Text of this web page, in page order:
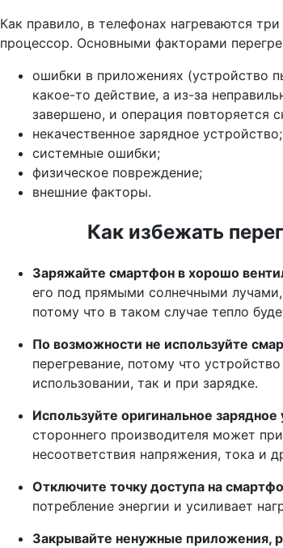
Как правило, в телефонах нагреваются
процессор. Основными факторами
ошибки в приложениях (устройство
какое-то действие, а из-за
завершено, и операция повторяется
некачественное зарядное устройство;
системные ошибки;
физическое повреждение;
внешние факторы.
Как избежать
Заряжайте смартфон в хорошо
его под прямыми солнечными
потому что в таком случае тепло
По возможности не используйте
перегревание, потому что
использовании, так и при зарядке.
Используйте оригинальное зарядное
стороннего производителя может
несоответствия напряжения, тока и
Отключите точку доступа на
потребление энергии и усиливает
Закрывайте ненужные приложения,